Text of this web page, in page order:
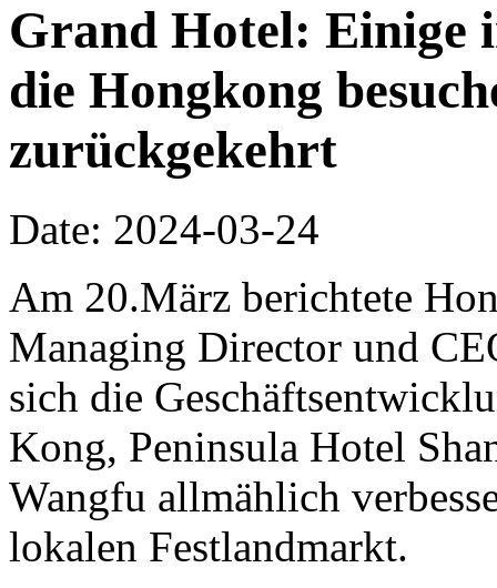
Grand Hotel: Einige
die Hongkong
zurückgekehrt
Date: 2024-03-24
Am 20.März berichtete
Managing Director und
sich die
Kong, Peninsula Hotel
Wangfu allmählich
lokalen Festlandmarkt.